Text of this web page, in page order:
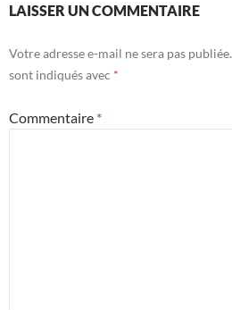
LAISSER UN COMMENTAIRE
Votre adresse e-mail ne sera pas publiée.
sont indiqués avec *
Commentaire *